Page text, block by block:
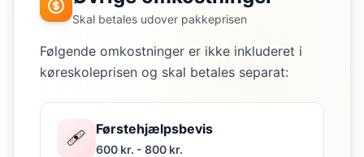
Skal betales udover pakkeprisen
Følgende omkostninger er ikke inkluderet i
køreskoleprisen og skal betales separat:
🩹 Førstehjælpsbevis
600 kr. - 800 kr.